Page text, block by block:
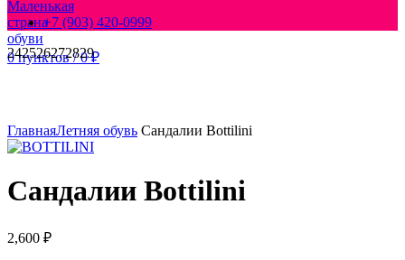
0пунктов / 0₽
+7 (903) 420-0999
242526272829
ГлавнаяЛетняя обувь Сандалии Bottilini
Сандалии Bottilini
2,600 ₽